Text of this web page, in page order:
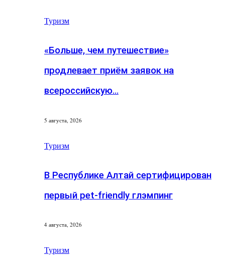
Туризм
«Больше, чем путешествие»
продлевает приём заявок на
всероссийскую…
5 августа, 2026
Туризм
В Республике Алтай сертифицирован
первый pet-friendly глэмпинг
4 августа, 2026
Туризм